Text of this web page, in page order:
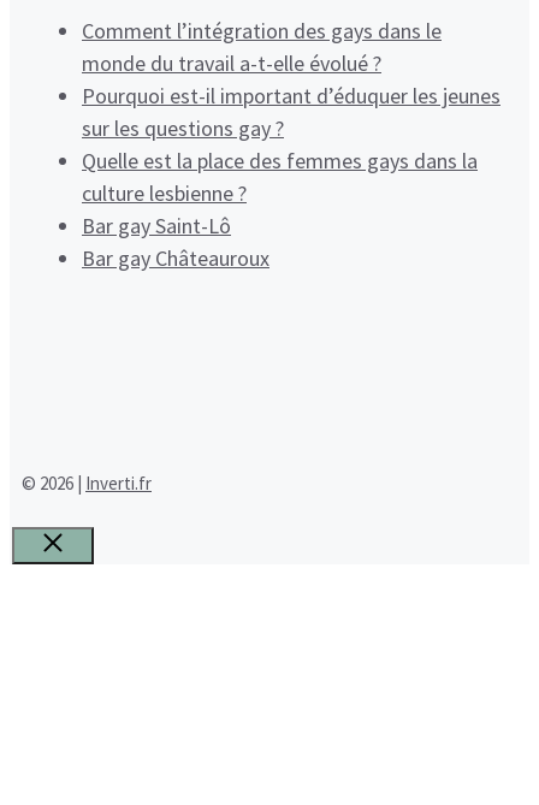
Comment l’intégration des gays dans le
monde du travail a-t-elle évolué ?
Pourquoi est-il important d’éduquer les jeunes
sur les questions gay ?
Quelle est la place des femmes gays dans la
culture lesbienne ?
Bar gay Saint-Lô
Bar gay Châteauroux
© 2026 | Inverti.fr
Fermer